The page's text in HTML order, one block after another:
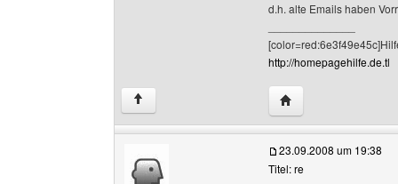
d.h. alte Emails haben
http://homepagehilfe.de.tl
↑ Website dieses
23.09.2008 um 19:38
Titel: re